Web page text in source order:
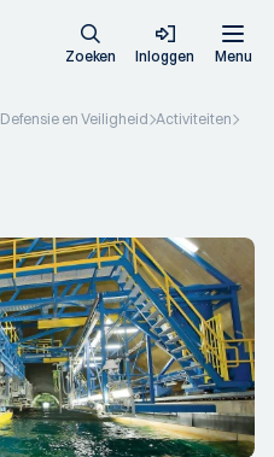
Zoeken Inloggen Menu
Defensie en Veiligheid Activiteiten